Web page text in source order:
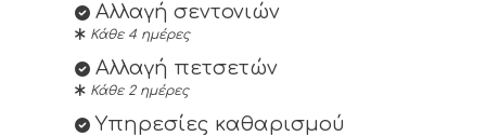
Αλλαγή σεντονιών
Κάθε 4 ημέρες
Αλλαγή πετσετών
Κάθε 2 ημέρες
Υπηρεσίες καθαρισμού